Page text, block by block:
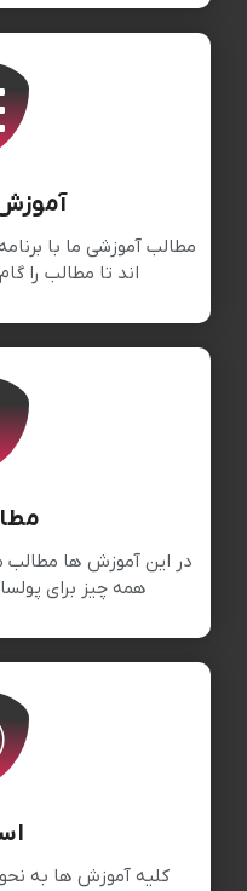
مطالب آموزشی ما با
اند تا مطالب را
در این آموزش ها مطالب
همه چیز برای
کلیه آموزش ها به